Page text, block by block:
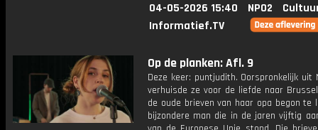
04-05-2026 15:40 NPO2
Informatief.TV
Op de planken: Afl. 9
Deze keer: puntjudith. Oorspronkelijk uit
verhuisde ze voor de liefde naar
de oude brieven van haar opa begon te
bijzondere man die in de jaren vijftig